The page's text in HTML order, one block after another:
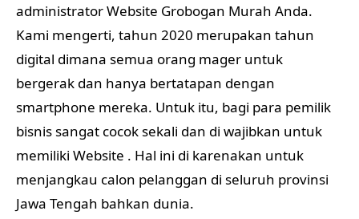
administrator Website Grobogan Murah Anda.
Kami mengerti, tahun 2020 merupakan tahun
digital dimana semua orang mager untuk
bergerak dan hanya bertatapan dengan
smartphone mereka. Untuk itu, bagi para pemilik
bisnis sangat cocok sekali dan di wajibkan untuk
memiliki Website . Hal ini di karenakan untuk
menjangkau calon pelanggan di seluruh provinsi
Jawa Tengah bahkan dunia.